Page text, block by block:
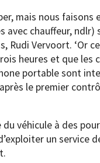
mais nous faisons
chauffeur, ndlr)
Rudi Vervoort. ‘Or
heures et que les
portable sont
le premier
véhicule à des
un service